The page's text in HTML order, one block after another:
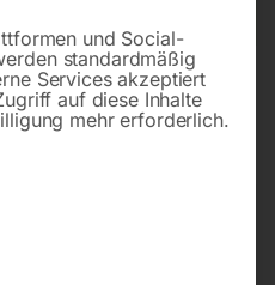
In den Warenkorb
und Social-
standardmäßig
Services akzeptiert
auf diese Inhalte
mehr erforderlich.